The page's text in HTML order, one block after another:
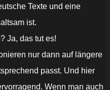
Texte und eine
ist.
Ja, das tut es!
nur dann auf längere
passt. Und hier
Wenn man auch